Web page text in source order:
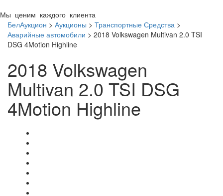
Мы ценим каждого клиента
БелАукцион > Аукционы > Транспортные Средства >
Аварийные автомобили > 2018 Volkswagen Multivan 2.0 TSI
DSG 4Motion Highline
2018 Volkswagen
Multivan 2.0 TSI DSG
4Motion Highline